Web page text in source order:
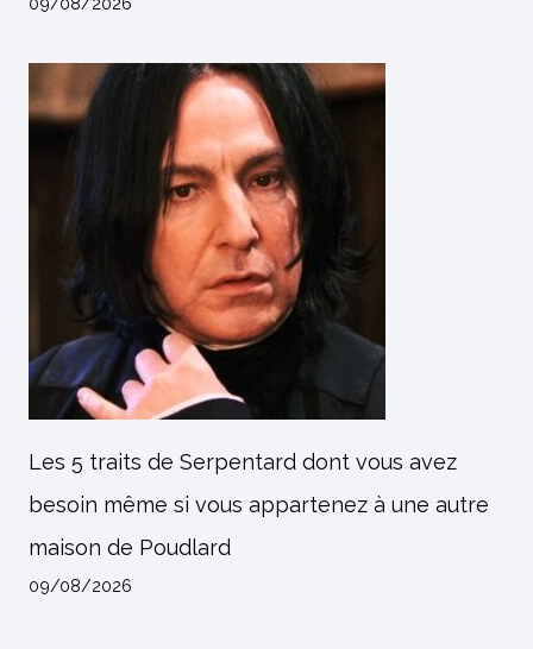
Les 5 traits de Serpentard dont vous avez
besoin même si vous appartenez à une autre
maison de Poudlard
09/08/2026